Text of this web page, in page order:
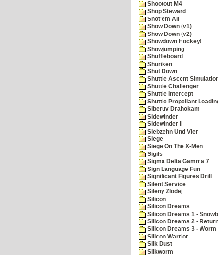
Shootout M4
Shop Steward
Shot'em All
Show Down (v1)
Show Down (v2)
Showdown Hockey!
Showjumping
Shuffleboard
Shuriken
Shut Down
Shuttle Ascent
Shuttle Challenger
Shuttle Intercept
Shuttle Propellant
Siberuv Drahokam
Sidewinder
Sidewinder II
Siebzehn Und Vier
Siege
Siege On The X-Men
Sigils
Sigma Delta Gamma 7
Sign Language Fun
Significant Figures Drill
Silent Service
Sileny Zlodej
Silicon
Silicon Dreams
Silicon Dreams 1 -
Silicon Dreams 2 -
Silicon Dreams 3 - Worm
Silicon Warrior
Silk Dust
Silkworm